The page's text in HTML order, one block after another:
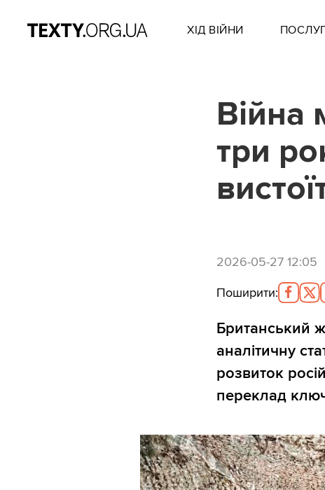
ХІД ВІЙНИ
Війна
три
2026-05-27 12:05
Поширити:
Британський
аналітичну
розвиток
переклад